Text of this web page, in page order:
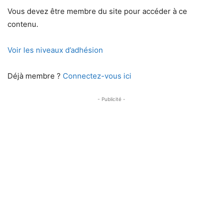
Vous devez être membre du site pour accéder à ce
contenu.
Voir les niveaux d’adhésion
Déjà membre ? Connectez-vous ici
- Publicité -